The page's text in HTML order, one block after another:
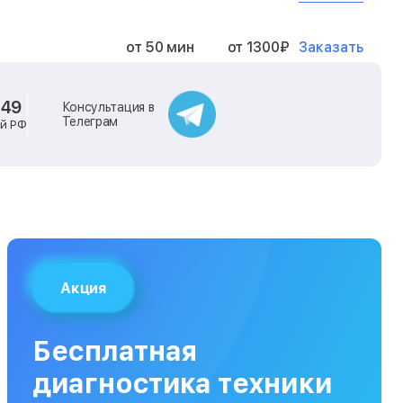
от 50 мин от 1300₽ Заказать
от 40 мин
от 40 мин
от 120 мин
РФ
Консультация в
Телеграм
Акция
Бесплатная
диагностика техники